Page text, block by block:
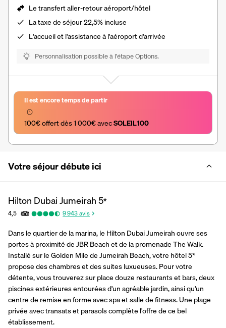
Letransfert aller-retour aéroport/hôtel
Lataxe de séjour 22,5%incluse
L'accueil et l'assistance à l'aéroport d'arrivée
Personnalisation possible à l’étape Options.
Il est encore temps de partir
100€ offert dès 1 000€ avec SOLEIL100
Votre séjour débute ici
Hilton Dubai Jumeirah5*
4,5 9 943avis
Dans le quartier de la marina, le Hilton Dubai Jumeirah ouvre ses
portes à proximité de JBR Beach et de la promenade The Walk.
Installé sur le Golden Mile de Jumeirah Beach, votre hôtel 5*
propose des chambres et des suites luxueuses. Pour votre
détente, vous trouverez sur place douze restaurants et bars, deux
piscines extérieures entourées d'un agréable jardin, ainsi qu'un
centre de remise en forme avec spa et salle de fitness. Une plage
privée avec transats et parasols complète l'offre de ce bel
établissement.